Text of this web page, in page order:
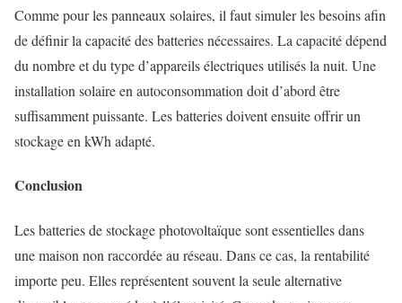
Comme pour les panneaux solaires, il faut simuler les besoins afin
de définir la capacité des batteries nécessaires. La capacité dépend
du nombre et du type d’appareils électriques utilisés la nuit. Une
installation solaire en autoconsommation doit d’abord être
suffisamment puissante. Les batteries doivent ensuite offrir un
stockage en kWh adapté.
Conclusion
Les batteries de stockage photovoltaïque sont essentielles dans
une maison non raccordée au réseau. Dans ce cas, la rentabilité
importe peu. Elles représentent souvent la seule alternative